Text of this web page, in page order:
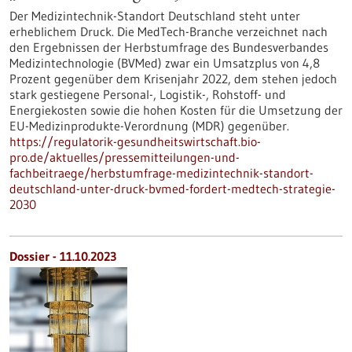
Der Medizintechnik-Standort Deutschland steht unter
erheblichem Druck. Die MedTech-Branche verzeichnet nach
den Ergebnissen der Herbstumfrage des Bundesverbandes
Medizintechnologie (BVMed) zwar ein Umsatzplus von 4,8
Prozent gegenüber dem Krisenjahr 2022, dem stehen jedoch
stark gestiegene Personal-, Logistik-, Rohstoff- und
Energiekosten sowie die hohen Kosten für die Umsetzung der
EU-Medizinprodukte-Verordnung (MDR) gegenüber.
https://regulatorik-gesundheitswirtschaft.bio-
pro.de/aktuelles/pressemitteilungen-und-
fachbeitraege/herbstumfrage-medizintechnik-standort-
deutschland-unter-druck-bvmed-fordert-medtech-strategie-
2030
Dossier - 11.10.2023